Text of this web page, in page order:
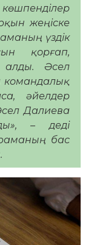
жеңіске
үздік
қорғап,
алды. Әсел
әйелдер
Далиева
– деді
бас